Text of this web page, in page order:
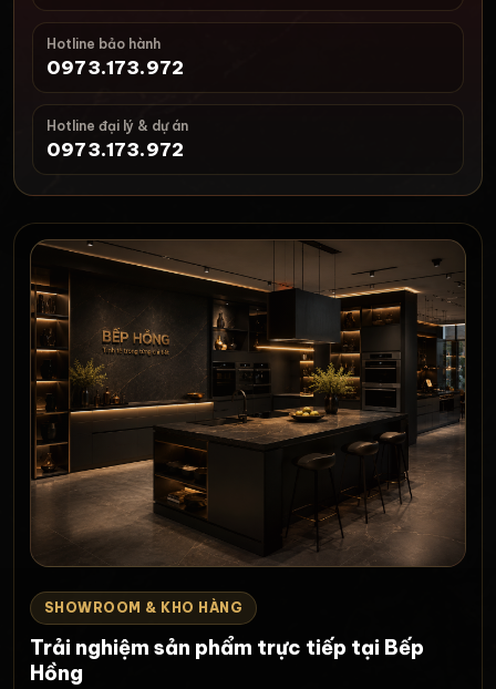
Hotline bảo hành
0973.173.972
Hotline đại lý & dự án
0973.173.972
SHOWROOM & KHO HÀNG
Trải nghiệm sản phẩm trực tiếp tại Bếp
Hồng